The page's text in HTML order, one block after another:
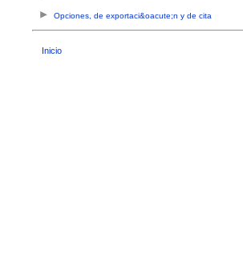
Opciones, de exportaci&oacute;n y de cita
Inicio